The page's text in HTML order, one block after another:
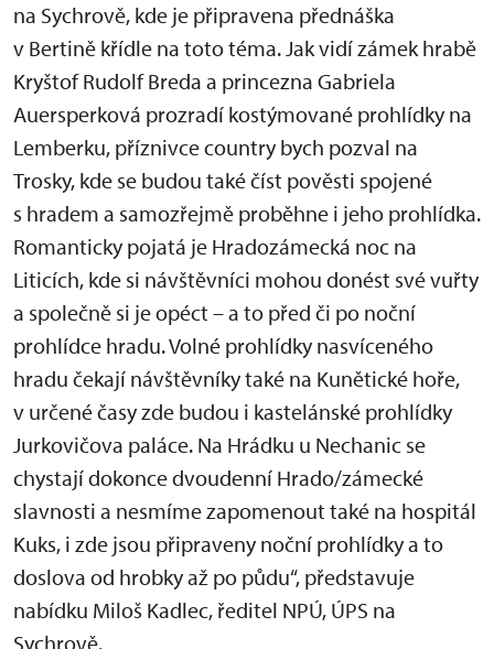
na Sychrově, kde je připravena přednáška
v Bertině křídle na toto téma. Jak vidí zámek hrabě
Kryštof Rudolf Breda a princezna Gabriela
Auersperková prozradí kostýmované prohlídky na
Lemberku, příznivce country bych pozval na
Trosky, kde se budou také číst pověsti spojené
s hradem a samozřejmě proběhne i jeho prohlídka.
Romanticky pojatá je Hradozámecká noc na
Liticích, kde si návštěvníci mohou donést své vuřty
a společně si je opéct – a to před či po noční
prohlídce hradu. Volné prohlídky nasvíceného
hradu čekají návštěvníky také na Kunětické hoře,
v určené časy zde budou i kastelánské prohlídky
Jurkovičova paláce. Na Hrádku u Nechanic se
chystají dokonce dvoudenní Hrado/zámecké
slavnosti a nesmíme zapomenout také na hospitál
Kuks, i zde jsou připraveny noční prohlídky a to
doslova od hrobky až po půdu“, představuje
nabídku Miloš Kadlec, ředitel NPÚ, ÚPS na
Sychrově.